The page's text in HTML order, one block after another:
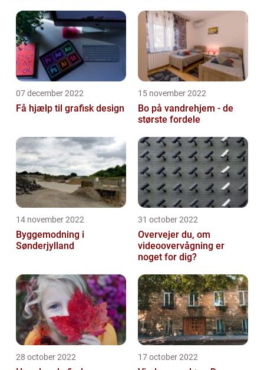
07 december 2022
Få hjælp til grafisk design
15 november 2022
Bo på vandrehjem - de
største fordele
14 november 2022
Byggemodning i
Sønderjylland
31 october 2022
Overvejer du, om
videoovervågning er
noget for dig?
28 october 2022 17 october 2022